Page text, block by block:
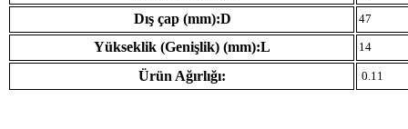
Dış çap (mm):D 47
Yükseklik (Genişlik) (mm):L 14
Ürün Ağırlığı: 0.11